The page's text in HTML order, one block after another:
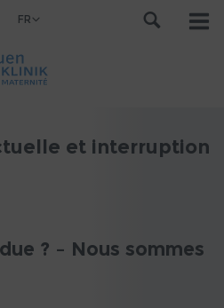
FR
et interruption
? – Nous sommes